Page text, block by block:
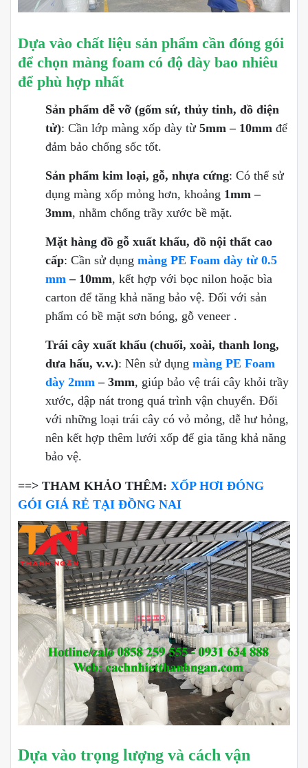
Dựa vào chất liệu sản phẩm cần đóng gói
để chọn màng foam có độ dày bao nhiêu
để phù hợp nhất
Sản phẩm dễ vỡ (gốm sứ, thủy tinh, đồ điện
tử): Cần lớp màng xốp dày từ 5mm – 10mm để
đảm bảo chống sốc tốt.
Sản phẩm kim loại, gỗ, nhựa cứng: Có thể sử
dụng màng xốp mỏng hơn, khoảng 1mm –
3mm, nhằm chống trầy xước bề mặt.
Mặt hàng đồ gỗ xuất khẩu, đồ nội thất cao
cấp: Cần sử dụng màng PE Foam dày từ 0.5
mm – 10mm, kết hợp với bọc nilon hoặc bìa
carton để tăng khả năng bảo vệ. Đối với sản
phẩm có bề mặt sơn bóng, gỗ veneer .
Trái cây xuất khẩu (chuối, xoài, thanh long,
dưa hấu, v.v.): Nên sử dụng màng PE Foam
dày 2mm– 3mm, giúp bảo vệ trái cây khỏi trầy
xước, dập nát trong quá trình vận chuyển. Đối
với những loại trái cây có vỏ mỏng, dễ hư hỏng,
nên kết hợp thêm lưới xốp để gia tăng khả năng
bảo vệ.
==> THAM KHẢO THÊM: XỐP HƠI ĐÓNG
GÓI GIÁ RẺ TẠI ĐỒNG NAI
Dựa vào trọng lượng và cách vận